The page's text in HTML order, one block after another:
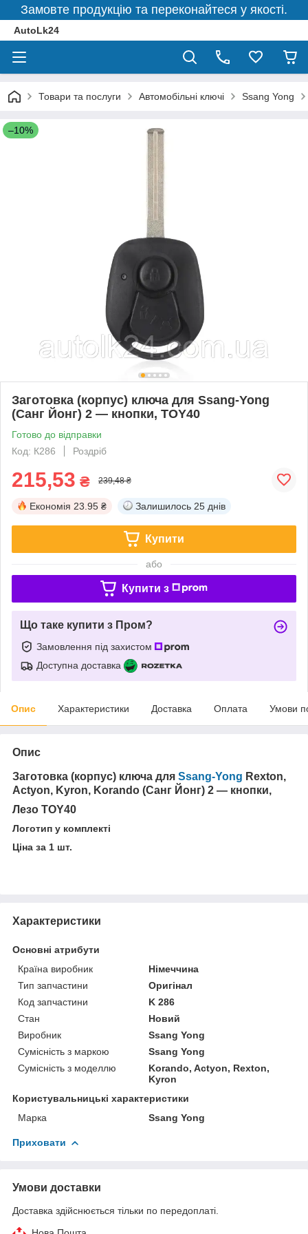
Замовте продукцію та переконайтеся у якості.
AutoLk24
Товари та послуги Автомобільні ключі Ssang Yong
–10%
Заготовка (корпус) ключа для Ssang-Yong
(Санг Йонг) 2 — кнопки, TOY40
Готово до відправки
Код: К286
Роздріб
215,53 ₴ 239,48 ₴
Економія 23.95 ₴ Залишилось 25 днів
Купити
або
Купити з
Що таке купити з Пром?
Замовлення під захистом
Доступна доставка
Опис Характеристики Доставка Оплата Умови
Опис
Заготовка (корпус) ключа для Ssang-Yong Rexton,
Actyon, Kyron, Korando (Санг Йонг) 2 — кнопки,
Лезо TOY40
Логотип у комплекті
Ціна за 1 шт.
Характеристики
Основні атрибути
Країна виробник
Німеччина
Тип запчастини
Оригінал
Код запчастини
K 286
Стан
Новий
Виробник
Ssang Yong
Сумісність з маркою
Ssang Yong
Сумісність з моделлю
Korando, Actyon, Rexton,
Kyron
Користувальницькі характеристики
Марка
Ssang Yong
Приховати
Умови доставки
Доставка здійснюється тільки по передоплаті.